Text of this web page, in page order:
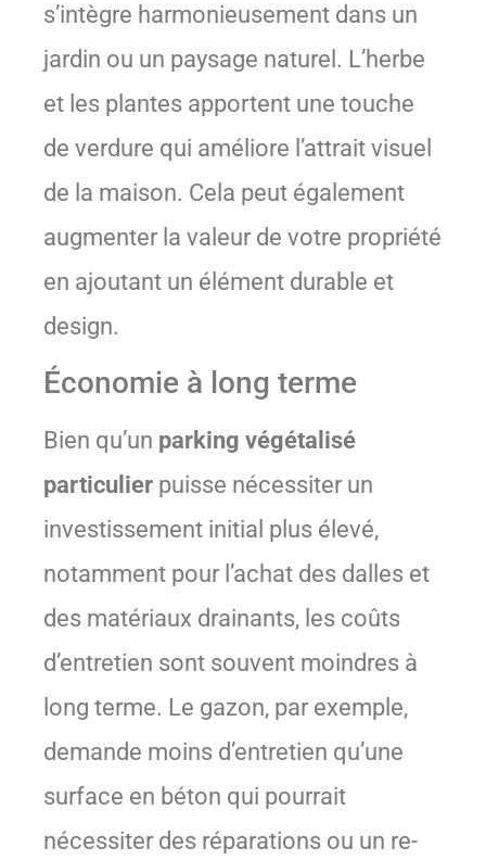
s’intègre harmonieusement dans un
jardin ou un paysage naturel. L’herbe
et les plantes apportent une touche
de verdure qui améliore l’attrait visuel
de la maison. Cela peut également
augmenter la valeur de votre propriété
en ajoutant un élément durable et
design.
Économie à long terme
Bien qu’un parking végétalisé
particulier puisse nécessiter un
investissement initial plus élevé,
notamment pour l’achat des dalles et
des matériaux drainants, les coûts
d’entretien sont souvent moindres à
long terme. Le gazon, par exemple,
demande moins d’entretien qu’une
surface en béton qui pourrait
nécessiter des réparations ou un re-